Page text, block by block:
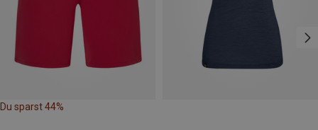
Du sparst 44%